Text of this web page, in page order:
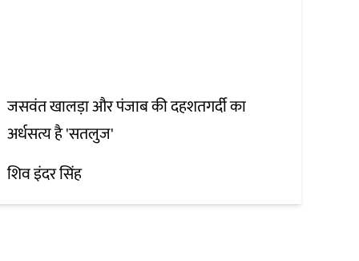
जसवंत खालड़ा और पंजाब की दहशतगर्दी का
अर्धसत्य है 'सतलुज'
शिव इंदर सिंह